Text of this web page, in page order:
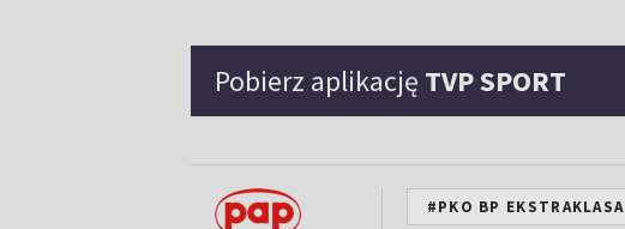
Pobierz aplikację TVP SPORT
#PKO BP EKSTRAKLASA